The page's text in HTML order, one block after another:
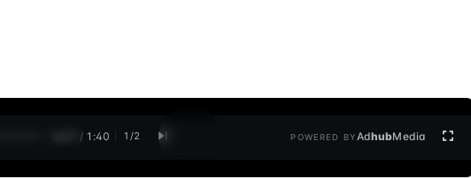
0:28 / 1:40 1 /2 POWERED BYAdhubMedia